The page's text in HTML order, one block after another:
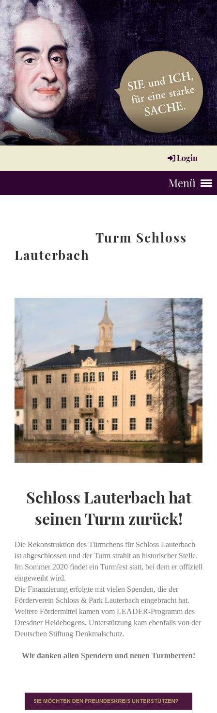
Login
Menü
Turm Schloss
Lauterbach
Schloss Lauterbach hat
seinen Turm zurück!
Die Rekonstruktion des Türmchens für Schloss Lauterbach
ist abgeschlossen und der Turm strahlt an historischer Stelle.
Im Sommer 2020 findet ein Turmfest statt, bei dem er offiziell
eingeweiht wird.
Die Finanzierung erfolgte mit vielen Spenden, die der
Förderverein Schloss & Park Lauterbach eingebracht hat.
Weitere Fördermittel kamen vom LEADER-Programm des
Dresdner Heidebogens. Unterstützung kam ebenfalls von der
Deutschen Stiftung Denkmalschutz.
Wir danken allen Spendern und neuen Turmherren!